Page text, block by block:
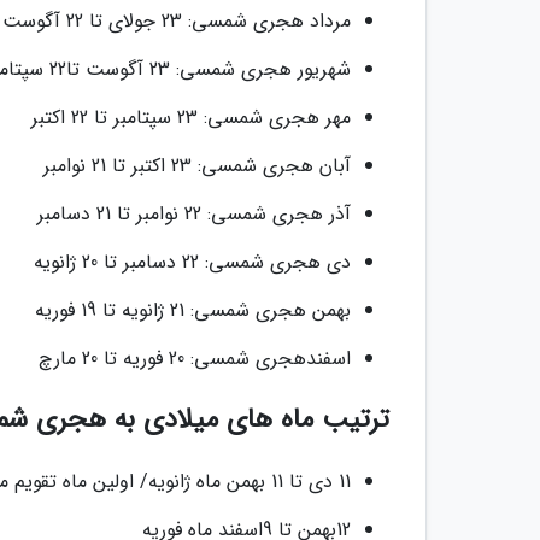
مرداد هجری شمسی: 23 جولای تا 22 آگوست
شهریور هجری شمسی: 23 آگوست تا22 سپتامبر
مهر هجری شمسی: 23 سپتامبر تا 22 اکتبر
آبان هجری شمسی: 23 اکتبر تا 21 نوامبر
آذر هجری شمسی: 22 نوامبر تا 21 دسامبر
دی هجری شمسی: 22 دسامبر تا 20 ژانویه
بهمن هجری شمسی: 21 ژانویه تا 19 فوریه
اسفندهجری شمسی: 20 فوریه تا 20 مارچ
ترتیب ماه های میلادی به هجری
11 دی تا 11 بهمن ماه ژانویه/ اولین ماه تقویم میلادی
12بهمن تا 9اسفند ماه فوریه